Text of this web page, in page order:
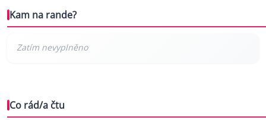
Kam na rande?
Co rád/a čtu